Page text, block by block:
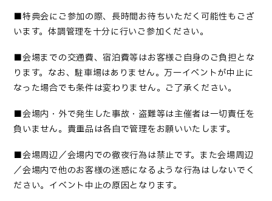
■特典会にご参加の際、長時間お待ちいただく可能性もござ
います。体調管理を十分に行いご参加ください。
■会場までの交通費、宿泊費等はお客様ご自身のご負担とな
ります。なお、駐車場はありません。万一イベントが中止に
なった場合でも条件は変わりません。ご了承ください。
■会場内・外で発生した事故・盗難等は主催者は一切責任を
負いません。貴重品は各自で管理をお願いいたします。
■会場周辺／会場内での徹夜行為は禁止です。また会場周辺
／会場内で他のお客様の迷惑になるような行為はしないでく
ださい。イベント中止の原因となります。